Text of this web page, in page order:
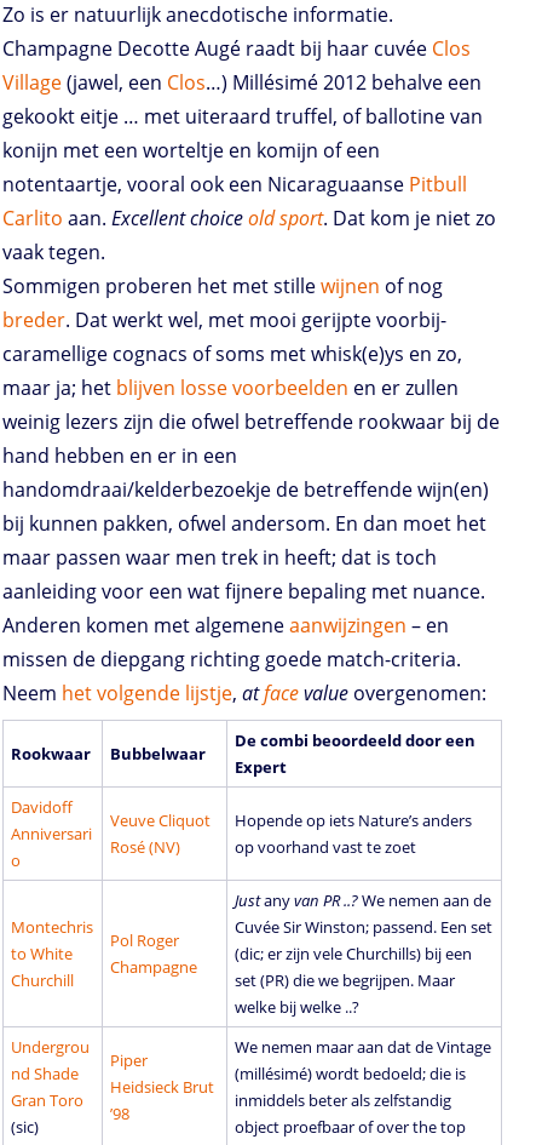
Zo is er natuurlijk anecdotische informatie.
Champagne Decotte Augé raadt bij haar cuvée Clos
Village(jawel, een Clos…) Millésimé 2012 behalve een
gekookt eitje … met uiteraard truffel, of ballotine van
konijn met een worteltje en komijn of een
notentaartje, vooral ook een Nicaraguaanse Pitbull
Carlito aan. Excellent choiceold sport. Dat kom je niet zo
vaak tegen.
Sommigen proberen het met stillewijnen of nog
breder. Dat werkt wel, met mooi gerijpte voorbij-
caramellige cognacs of soms met whisk(e)ys en zo,
maar ja; het blijven lossevoorbeelden en er zullen
weinig lezers zijn die ofwel betreffende rookwaar bij de
hand hebben en er in een
handomdraai/kelderbezoekje de betreffende wijn(en)
bij kunnen pakken, ofwel andersom. En dan moet het
maar passen waar men trek in heeft; dat is toch
aanleiding voor een wat fijnere bepaling met nuance.
Anderen komen met algemeneaanwijzingen – en
missen de diepgang richting goede match-criteria.
Neem hetvolgende lijstje, atfacevalue overgenomen:
Rookwaar Bubbelwaar
De combi beoordeeld door een
Expert
Davidoff
Anniversari
o
Veuve Cliquot
Rosé (NV)
Hopende op iets Nature’s anders
op voorhand vast te zoet
Montechris
to White
Churchill
Pol Roger
Champagne
Justanyvan PR ..?We nemen aan de
Cuvée Sir Winston; passend. Een set
(dic; er zijn vele Churchills) bij een
set (PR) die we begrijpen. Maar
welke bij welke ..?
Undergrou
nd Shade
Gran Toro
(sic)
Piper
Heidsieck Brut
’98
We nemen maar aan dat de Vintage
(millésimé) wordt bedoeld; die is
inmiddels beter als zelfstandig
object proefbaar of over the top